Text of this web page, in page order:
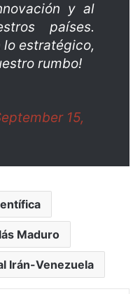
y al
países.
lo estratégico,
rumbo!
15,
Maduro
Irán-Venezuela